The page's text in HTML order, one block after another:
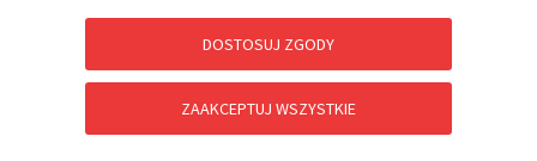
POMOC
DOSTOSUJ ZGODY
ZAAKCEPTUJ WSZYSTKIE